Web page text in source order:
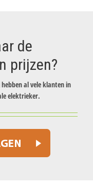
de
prijzen?
al vele klanten in
elektrieker.